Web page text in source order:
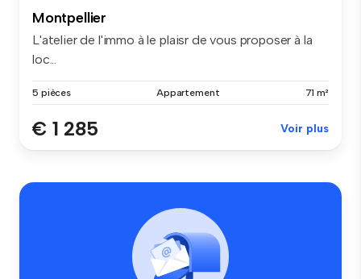
Montpellier
L'atelier de l'immo à le plaisr de vous proposer à la
loc...
5 pièces Appartement 71 m²
€ 1 285 Voir plus